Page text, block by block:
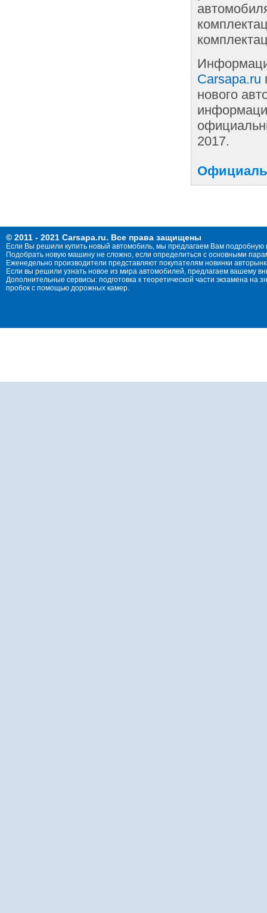
Carsapa.ru
нового
2017.
© 2011 - 2021 Carsapa.ru. Все права защищены
Если Вы решили купить новый автомобиль, мы предлагаем Вам
Подобрать новую машину не сложно, если определиться с основными
Еженедельно производители представляют покупателям новинки
Если вы решили узнать новое из мира автомобилей, предлагаем вашему
Дополнительные сервисы: подготовка к теоретической части экзамена
пробок с помощью дорожных камер.